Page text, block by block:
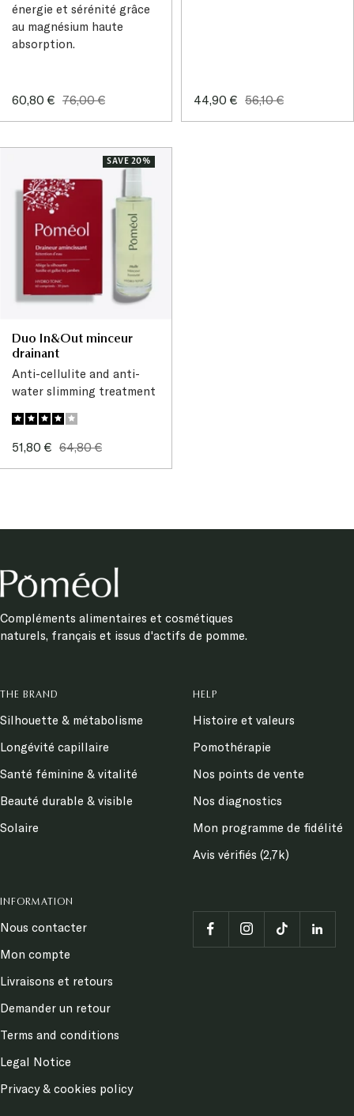
énergie et sérénité grâce
au magnésium haute
absorption.
Sale
60,80 € Regular
76,00 €
Sale
44,90 € Regular
56,10 €
SAVE 20%
Duo In&Out minceur
drainant
Anti-cellulite and anti-
water slimming treatment
Sale
51,80 € Regular
64,80 €
Compléments alimentaires et cosmétiques
naturels, français et issus d'actifs de pomme.
THE BRAND
Silhouette & métabolisme
Longévité capillaire
Santé féminine & vitalité
Beauté durable & visible
Solaire
HELP
Histoire et valeurs
Pomothérapie
Nos points de vente
Nos diagnostics
Mon programme de fidélité
Avis vérifiés (2,7k)
INFORMATION
Nous contacter
Mon compte
Livraisons et retours
Demander un retour
Terms and conditions
Legal Notice
Privacy & cookies policy